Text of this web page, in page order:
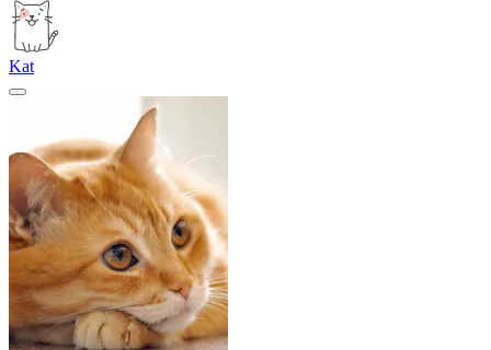
Kat